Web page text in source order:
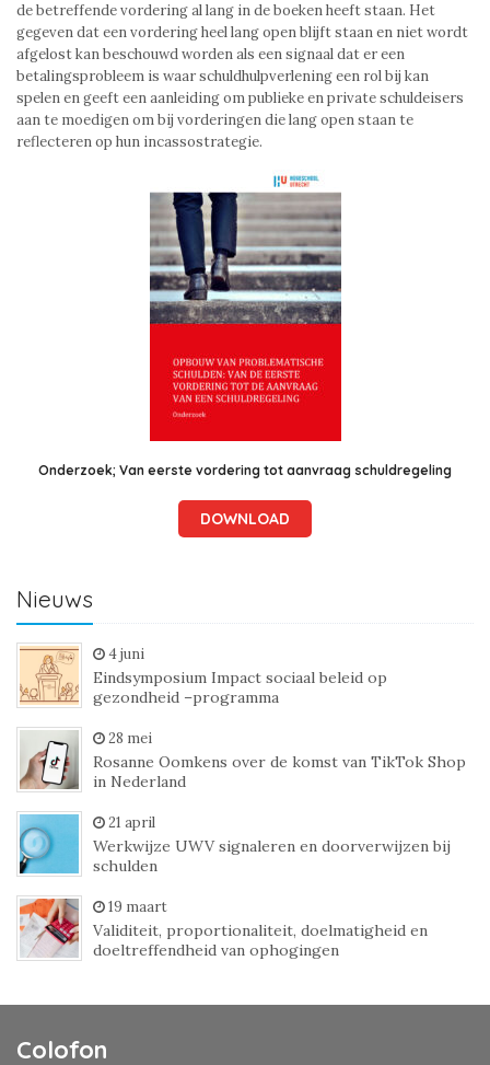
de betreffende vordering al lang in de boeken heeft staan. Het
gegeven dat een vordering heel lang open blijft staan en niet wordt
afgelost kan beschouwd worden als een signaal dat er een
betalingsprobleem is waar schuldhulpverlening een rol bij kan
spelen en geeft een aanleiding om publieke en private schuldeisers
aan te moedigen om bij vorderingen die lang open staan te
reflecteren op hun incassostrategie.
Onderzoek; Van eerste vordering tot aanvraag schuldregeling
DOWNLOAD
Nieuws
4 juni
Eindsymposium Impact sociaal beleid op
gezondheid –programma
28 mei
Rosanne Oomkens over de komst van TikTok Shop
in Nederland
21 april
Werkwijze UWV signaleren en doorverwijzen bij
schulden
19 maart
Validiteit, proportionaliteit, doelmatigheid en
doeltreffendheid van ophogingen
Colofon